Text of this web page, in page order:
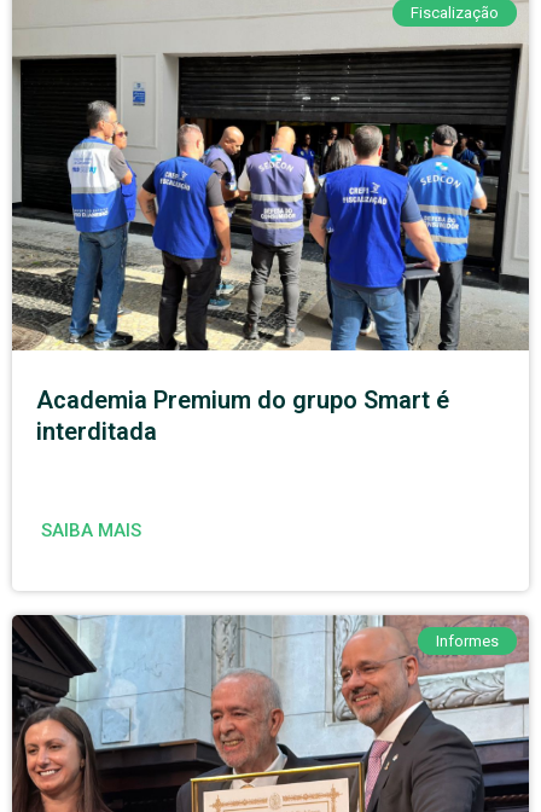
Fiscalização
Academia Premium do grupo Smart é
interditada
SAIBA MAIS
Informes